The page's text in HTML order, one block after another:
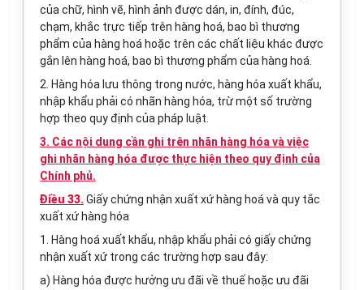
của chữ, hình vẽ, hình ảnh được dán, in, đính, đúc,
chạm, khắc trực tiếp trên hàng hoá, bao bì thương
phẩm của hàng hoá hoặc trên các chất liệu khác được
gắn lên hàng hoá, bao bì thương phẩm của hàng hoá.
2. Hàng hóa lưu thông trong nước, hàng hóa xuất khẩu,
nhập khẩu phải có nhãn hàng hóa, trừ một số trường
hợp theo quy định của pháp luật.
3. Các nội dung cần ghi trên nhãn hàng hóa và việc
ghi nhãn hàng hóa được thực hiện theo quy định của
Chính phủ.
Điều 33.Giấy chứng nhận xuất xứ hàng hoá và quy tắc
xuất xứ hàng hóa
1. Hàng hoá xuất khẩu, nhập khẩu phải có giấy chứng
nhận xuất xứ trong các trường hợp sau đây:
a) Hàng hóa được hưởng ưu đãi về thuế hoặc ưu đãi